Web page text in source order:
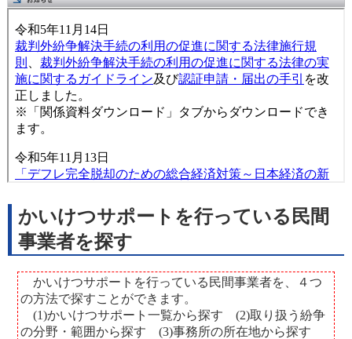
かいけつサポートを行っている民間
事業者を探す
かいけつサポートを行っている民間事業者を、４つ
の方法で探すことができます。
(1)かいけつサポート一覧から探す (2)取り扱う紛争
の分野・範囲から探す (3)事務所の所在地から探す